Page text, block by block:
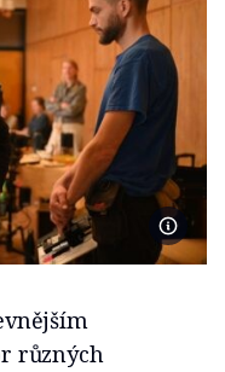
Foto
různých